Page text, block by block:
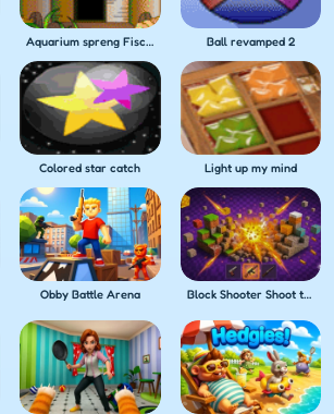
Aquarium spreng Fischen Ball revamped 2
Colored star catch Light up my mind
Obby Battle Arena Block Shooter Shoot the Blocks!